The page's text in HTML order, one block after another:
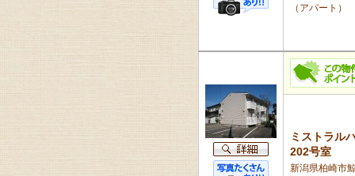
（アパート）
ミストラル
202号室
新潟県柏崎市